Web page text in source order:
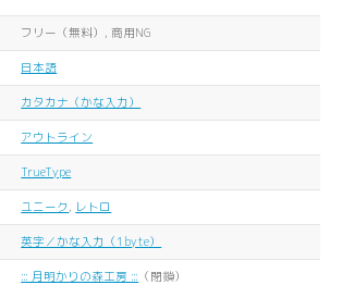
フリー（無料）, 商用NG
日本語
カタカナ（かな入力）
アウトライン
TrueType
ユニーク , レトロ
英字／かな入力（1byte）
::: 月明かりの森工房 ::: （閉鎖）